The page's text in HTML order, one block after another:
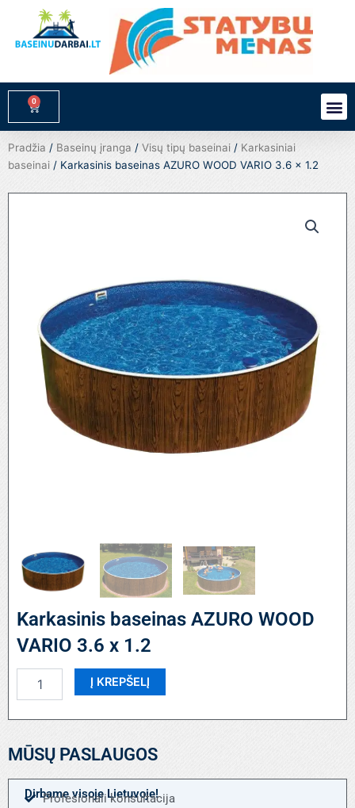
turinio
0
Cart
Pradžia / Baseinų įranga / Visų tipų baseinai / Karkasiniai
baseinai / Karkasinis baseinas AZURO WOOD VARIO 3.6 x 1.2
Karkasinis baseinas AZURO WOOD
VARIO 3.6 x 1.2
kiekis:
baseinas
WOOD
3.6
Į KREPŠELĮ
MŪSŲ PASLAUGOS
Dirbame visoje Lietuvoje!
Profesionali konsultacija